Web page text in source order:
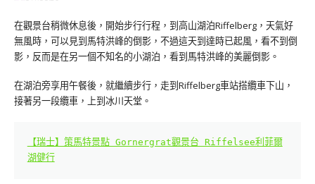
在觀景台稍微休息後，開始步行行程，到高山湖泊Riffelberg，天氣好
無風時，可以見到馬特洪峰的倒影，不過這天到達時已起風，看不到倒
影，反而是在另一個不知名的小湖泊，看到馬特洪峰的美麗倒影。
在湖泊旁享用午餐後，就繼續步行，走到Riffelberg車站搭纜車下山，
接著另一段纜車，上到冰川天堂。
【瑞士】策馬特景點 Gornergrat觀景台 Riffelsee利菲爾
湖健行